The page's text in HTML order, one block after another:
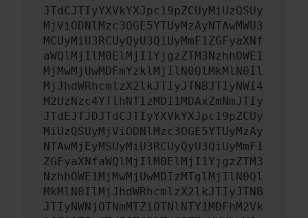
JTdCJTIyYXVkYXJpc19pZCUyMiUzQSUy
MjViODNlMzc3OGE5YTUyMzAyNTAwMWU3
MCUyMiU3RCUyQyU3QiUyMmF1ZGFyaXNf
aWQlMjIlM0ElMjI1YjgzZTM3NzhhOWE1
MjMwMjUwMDFmYzklMjIlN0QlMkMlN0Il
MjJhdWRhcmlzX2lkJTIyJTNBJTIyNWI4
M2UzNzc4YTlhNTIzMDI1MDAxZmNmJTIy
JTdEJTJDJTdCJTIyYXVkYXJpc19pZCUy
MiUzQSUyMjViODNlMzc3OGE5YTUyMzAy
NTAwMjEyMSUyMiU3RCUyQyU3QiUyMmF1
ZGFyaXNfaWQlMjIlM0ElMjI1YjgzZTM3
NzhhOWE1MjMwMjUwMDIzMTglMjIlN0Ql
MkMlN0IlMjJhdWRhcmlzX2lkJTIyJTNB
JTIyNWNjOTNmMTZiOTNlNTY1MDFhM2Vk